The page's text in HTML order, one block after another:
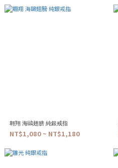
翱翔 海鷗翅膀 純銀戒指
NT$1,080 ~ NT$1,180